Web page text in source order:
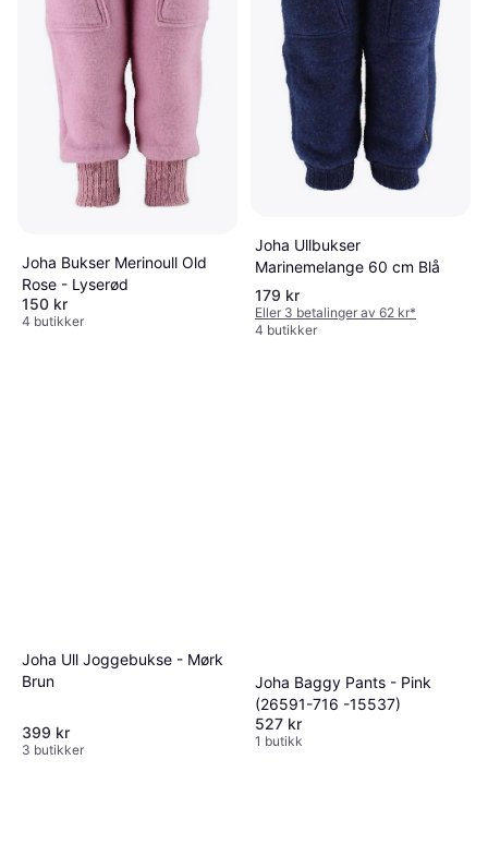
Joha Bukser Merinoull Old
Rose - Lyserød
150 kr
4 butikker
Joha Ullbukser
Marinemelange 60 cm Blå
179 kr
Eller 3 betalinger av 62 kr*
4 butikker
Joha Ull Joggebukse - Mørk
Brun
399 kr
3 butikker
Joha Baggy Pants - Pink
(26591-716 -15537)
527 kr
1 butikk